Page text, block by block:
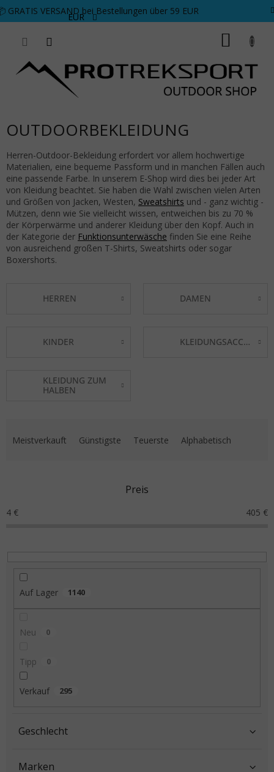
Zum Inhalt springen
GRATIS VERSAND bei Bestellungen über 59 EUR
EUR
OUTDOORBEKLEIDUNG
Herren-Outdoor-Bekleidung erfordert vor allem hochwertige
Materialien, eine bequeme Passform und in manchen Fällen auch
eine passende Farbe. In unserem E-Shop wird dies bei jeder Art
von Kleidung beachtet. Sie haben die Wahl zwischen vielen Arten
und Größen von Jacken, Westen, Sweatshirts und - ganz wichtig -
Mützen, denn wie Sie vielleicht wissen, entweichen bis zu 70 %
der Körperwärme und anderer Kleidung über den Kopf. Auch in
der Kategorie der Funktionsunterwäsche finden Sie eine Reihe
von ausreichend großen T-Shirts, Sweatshirts oder sogar
Boxershorts.
HERREN DAMEN
KINDER KLEIDUNGSACCESSOIRES
KLEIDUNG ZUM
HALBEN
Meistverkauft Günstigste Teuerste Alphabetisch
Preis
4 € 405 €
Auf Lager 1140
Neu 0
Tipp 0
Verkauf 295
Marken
Geschlecht